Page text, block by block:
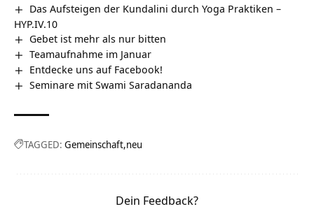
Das Aufsteigen der Kundalini durch Yoga Praktiken –
HYP.IV.10
Gebet ist mehr als nur bitten
Teamaufnahme im Januar
Entdecke uns auf Facebook!
Seminare mit Swami Saradananda
TAGGED: Gemeinschaft neu
Dein Feedback?